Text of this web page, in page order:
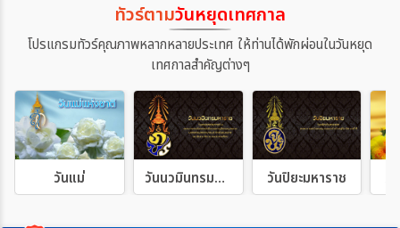
ทัวร์ตามวันหยุดเทศกาล
โปรแกรมทัวร์คุณภาพหลากหลายประเทศ ให้ท่านได้พักผ่อนในวันหยุด
เทศกาลสำคัญต่างๆ
วันแม่ วันนวมินทรมหาราช วันปิยะมหาราช